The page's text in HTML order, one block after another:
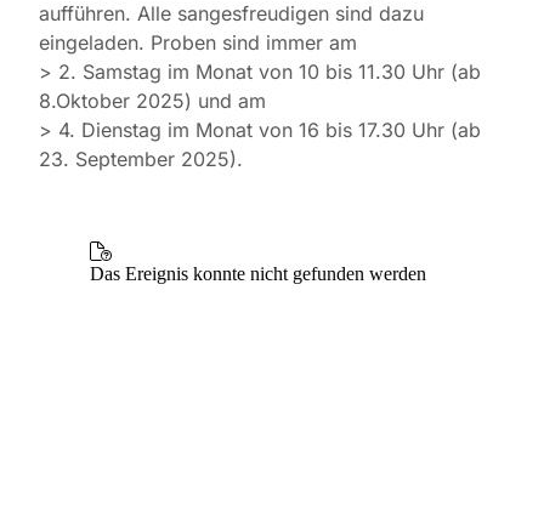
aufführen. Alle sangesfreudigen sind dazu
eingeladen. Proben sind immer am
> 2. Samstag im Monat von 10 bis 11.30 Uhr (ab
8.Oktober 2025) und am
> 4. Dienstag im Monat von 16 bis 17.30 Uhr (ab
23. September 2025).